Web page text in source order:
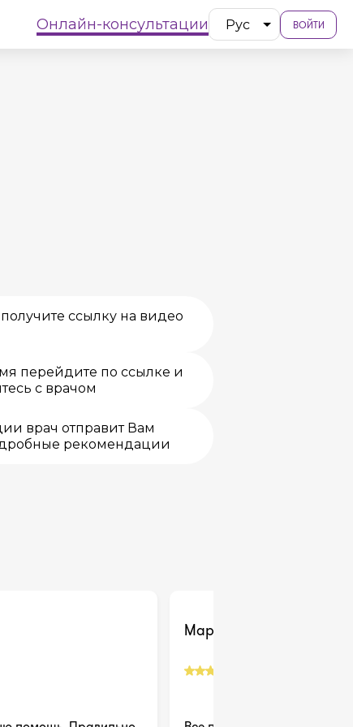
Онлайн-консультации Рус ВОЙТИ
ссылку на видео
перейдите по ссылке и
с врачом
врач отправит Вам
рекомендации
Марина